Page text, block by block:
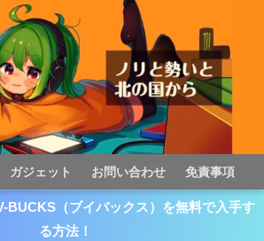
ガジェット お問い合わせ 免責事項
BUCKS（ブイバックス）を無料で入手す
る方法！